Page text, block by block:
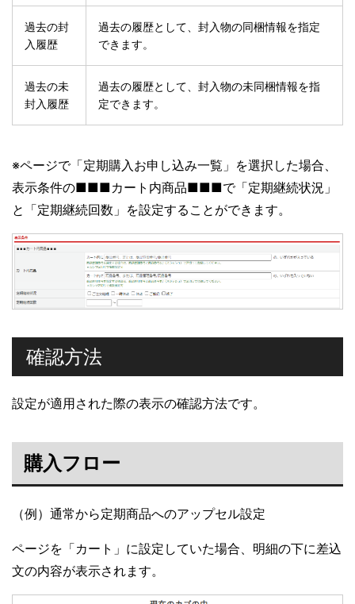
過去の封
入履歴
過去の履歴として、封入物の同梱情報を指定
できます。
過去の未
封入履歴
過去の履歴として、封入物の未同梱情報を指
定できます。
※ページで「定期購入お申し込み一覧」を選択した場合、
表示条件の■■■カート内商品■■■で「定期継続状況」
と「定期継続回数」を設定することができます。
確認方法
設定が適用された際の表示の確認方法です。
購入フロー
（例）通常から定期商品へのアップセル設定
ページを「カート」に設定していた場合、明細の下に差込
文の内容が表示されます。